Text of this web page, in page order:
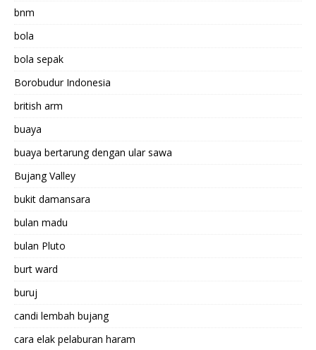
bnm
bola
bola sepak
Borobudur Indonesia
british arm
buaya
buaya bertarung dengan ular sawa
Bujang Valley
bukit damansara
bulan madu
bulan Pluto
burt ward
buruj
candi lembah bujang
cara elak pelaburan haram